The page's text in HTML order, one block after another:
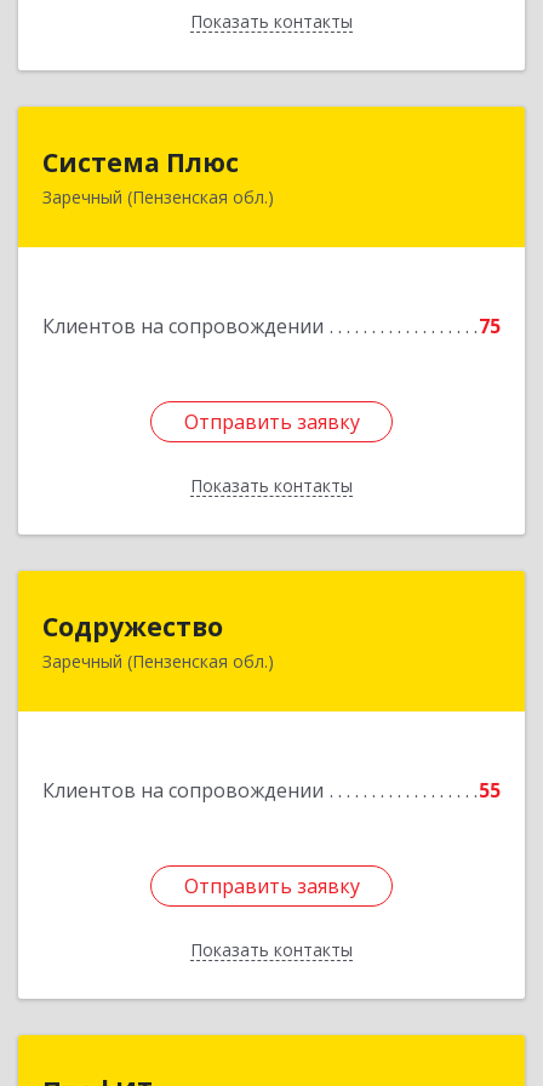
Показать контакты
Назад
Система Плюс
Заречный (Пензенская обл.)
Клиентов на сопровождении 75
Отправить заявку
Показать контакты
442960, Пензенская обл, Заречный г,
Отправить заявку
Назад
Содружество
Заречный (Пензенская обл.)
Клиентов на сопровождении 55
Отправить заявку
Показать контакты
442962, Пензенская обл, Заречный г,
Отправить заявку
Назад